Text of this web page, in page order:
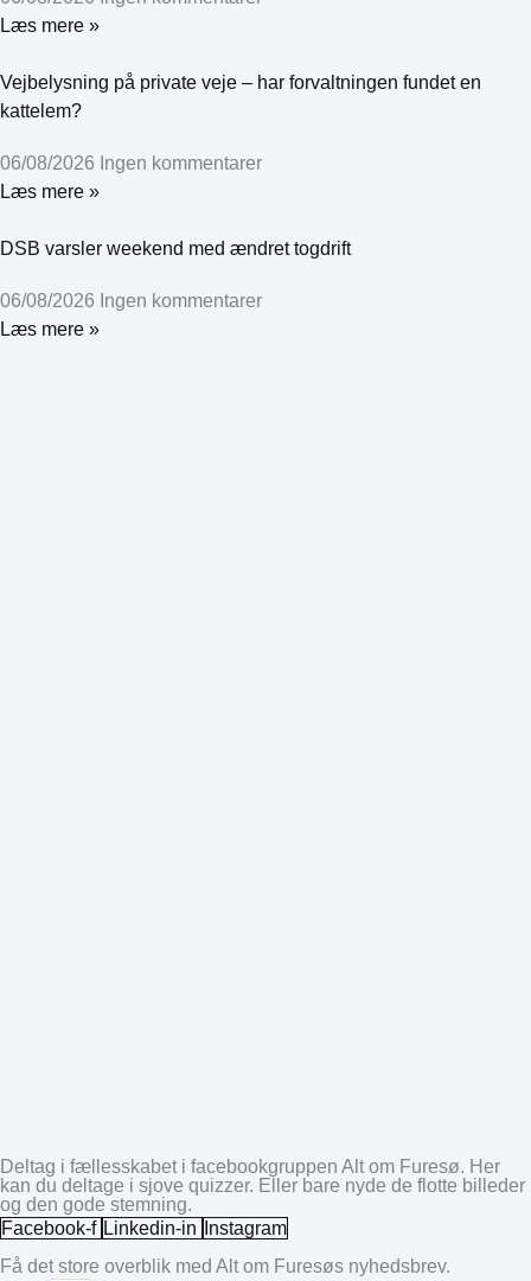
Læs mere »
Vejbelysning på private veje – har forvaltningen fundet en
kattelem?
06/08/2026 Ingen kommentarer
Læs mere »
DSB varsler weekend med ændret togdrift
06/08/2026 Ingen kommentarer
Læs mere »
Deltag i fællesskabet i facebookgruppen Alt om Furesø. Her
kan du deltage i sjove quizzer. Eller bare nyde de flotte billeder
og den gode stemning.
Facebook-f Linkedin-in
Instagram
Få det store overblik med Alt om Furesøs nyhedsbrev.